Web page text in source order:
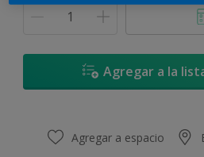
Agregar a la
Agregar a espacio